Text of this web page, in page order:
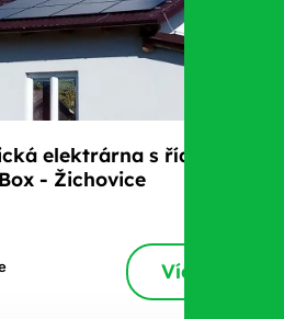
elektrárna s řídicí
- Žichovice
Více